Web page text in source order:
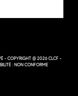
- COPYRIGHT @ 2026 CLCF -
: NON CONFORME